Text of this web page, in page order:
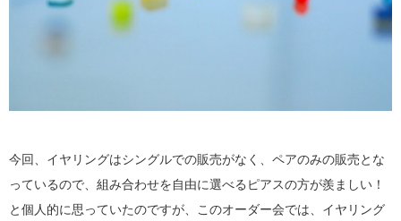
今回、イヤリングはシングルでの販売がなく、ペアのみの販売とな
っているので、組み合わせを自由に選べるピアスの方が羨ましい！
と個人的に思っていたのですが、このオーダー会では、イヤリング